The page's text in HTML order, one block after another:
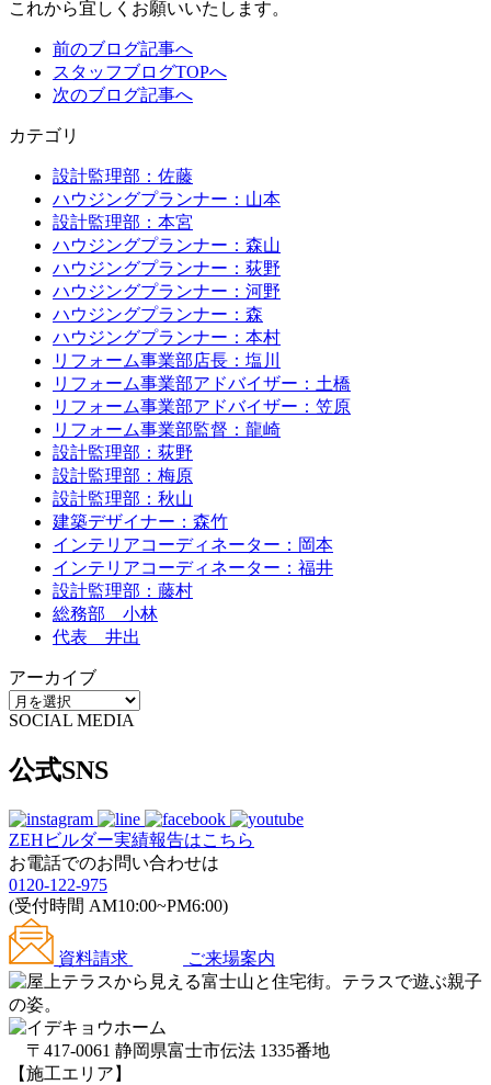
これから宜しくお願いいたします。
前のブログ記事へ
スタッフブログTOPへ
次のブログ記事へ
カテゴリ
設計監理部：佐藤
ハウジングプランナー：山本
設計監理部：本宮
ハウジングプランナー：森山
ハウジングプランナー：荻野
ハウジングプランナー：河野
ハウジングプランナー：森
ハウジングプランナー：本村
リフォーム事業部店長：塩川
リフォーム事業部アドバイザー：土橋
リフォーム事業部アドバイザー：笠原
リフォーム事業部監督：龍崎
設計監理部：荻野
設計監理部：梅原
設計監理部：秋山
建築デザイナー：森竹
インテリアコーディネーター：岡本
インテリアコーディネーター：福井
設計監理部：藤村
総務部 小林
代表 井出
アーカイブ
SOCIAL MEDIA
公式SNS
ZEHビルダー実績報告はこちら
お電話でのお問い合わせは
0120-122-975
(受付時間 AM10:00~PM6:00)
資料請求 ご来場案内
〒417-0061 静岡県富士市伝法 1335番地
【施工エリア】